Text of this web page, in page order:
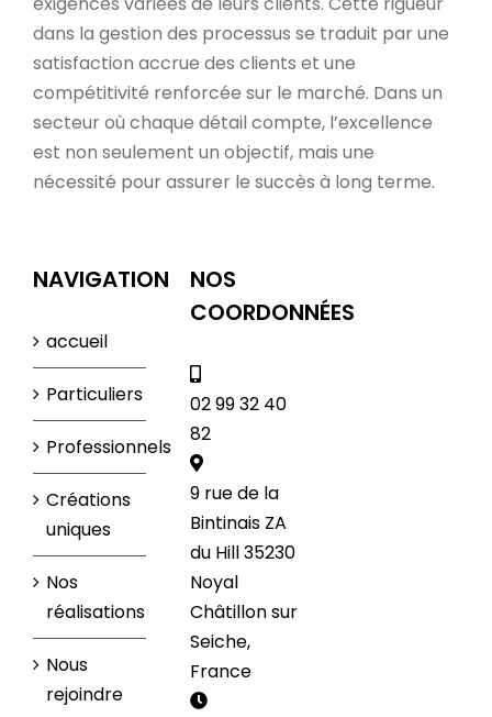
dans la gestion des processus se traduit par une
satisfaction accrue des clients et une
compétitivité renforcée sur le marché. Dans un
secteur où chaque détail compte, l’excellence
est non seulement un objectif, mais une
nécessité pour assurer le succès à long terme.
NAVIGATION
accueil
Particuliers
Professionnels
Créations
uniques
Nos
réalisations
Nous
rejoindre
NOS
COORDONNÉES
02 99 32 40
82
9 rue de la
Bintinais ZA
du Hill 35230
Noyal
Châtillon sur
Seiche,
France